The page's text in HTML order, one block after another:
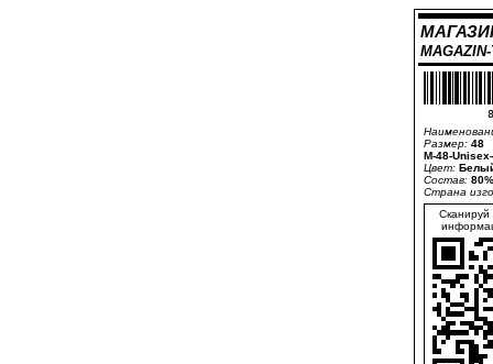
Размер: 48
M-48-
Цвет:
Состав:
Страна
Сканируй